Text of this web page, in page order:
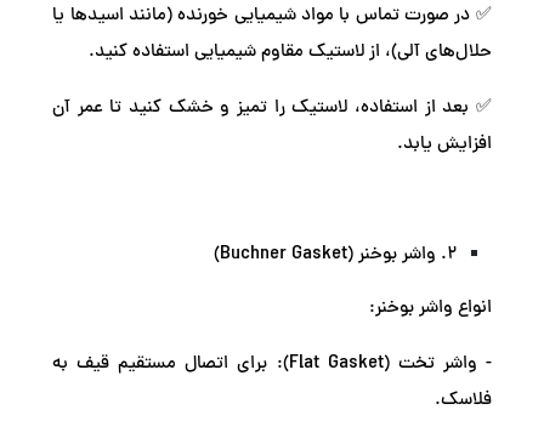
✅ در صورت تماس با مواد شیمیایی خورنده (مانند اسیدها یا
حلال‌های آلی)، از لاستیک مقاوم شیمیایی استفاده کنید.
✅ بعد از استفاده، لاستیک را تمیز و خشک کنید تا عمر آن
افزایش یابد.
2. واشر بوخنر (Buchner Gasket)
انواع واشر بوخنر:
- واشر تخت (Flat Gasket): برای اتصال مستقیم قیف به
فلاسک.